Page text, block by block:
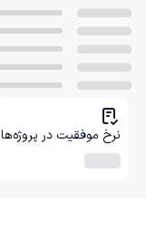
نرخ موفقیت در پروژه‌ها